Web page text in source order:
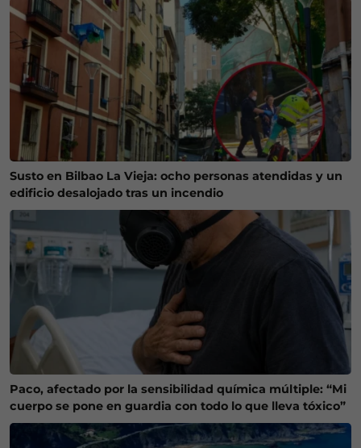
Susto en Bilbao La Vieja: ocho personas atendidas y un
edificio desalojado tras un incendio
Paco, afectado por la sensibilidad química múltiple: “Mi
cuerpo se pone en guardia con todo lo que lleva tóxico”